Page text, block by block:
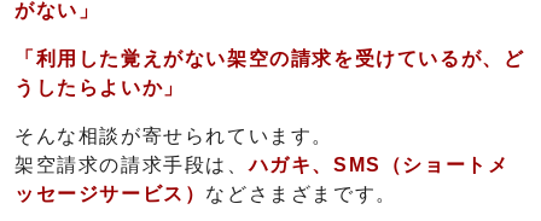
がない」
「利用した覚えがない架空の請求を受けているが、ど
うしたらよいか」
そんな相談が寄せられています。
架空請求の請求手段は、ハガキ、SMS（ショートメ
ッセージサービス） などさまざまです。